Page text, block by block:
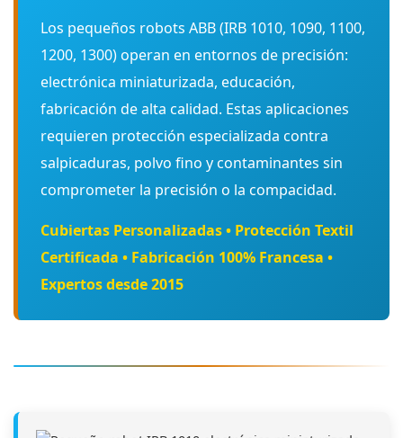
Los pequeños robots ABB (IRB 1010, 1090, 1100,
1200, 1300) operan en entornos de precisión:
electrónica miniaturizada, educación,
fabricación de alta calidad. Estas aplicaciones
requieren protección especializada contra
salpicaduras, polvo fino y contaminantes sin
comprometer la precisión o la compacidad.
Cubiertas Personalizadas • Protección Textil
Certificada • Fabricación 100% Francesa •
Expertos desde 2015